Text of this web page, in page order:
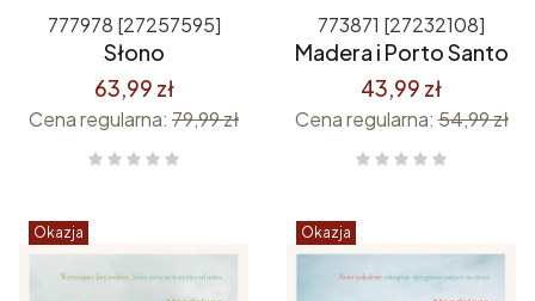
777978 [27257595]
Słono
63,99 zł
Cena regularna: 79,99 zł
773871 [27232108]
Madera i Porto Santo
43,99 zł
Cena regularna: 54,99 zł
Okazja Okazja